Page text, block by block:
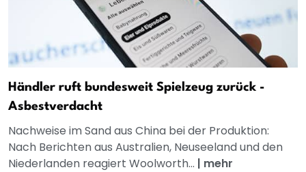
Händler ruft bundesweit Spielzeug zurück -
Asbestverdacht
Nachweise im Sand aus China bei der Produktion:
Nach Berichten aus Australien, Neuseeland und den
Niederlanden reagiert Woolworth... | mehr